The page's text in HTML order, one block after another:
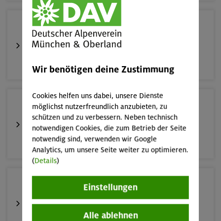
19.08.26
Schnupperkletterkurs indoor
München
22./23.08.26
Bouldern für Einsteiger indoor
München
Wir benötigen deine Zustimmung
Cookies helfen uns dabei, unsere Dienste
möglichst nutzerfreundlich anzubieten, zu
schützen und zu verbessern. Neben technisch
notwendigen Cookies, die zum Betrieb der Seite
notwendig sind, verwenden wir Google
Analytics, um unsere Seite weiter zu optimieren.
(Details)
Einstellungen
Alle ablehnen